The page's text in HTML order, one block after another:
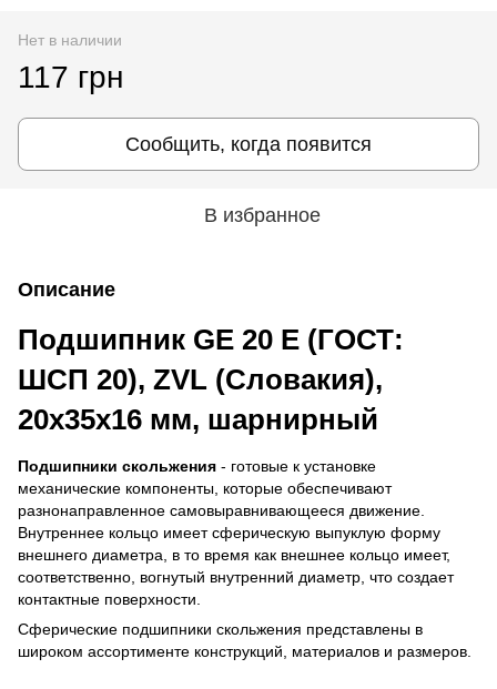
Нет в наличии
117 грн
Сообщить, когда появится
В избранное
Описание
Подшипник GE 20 E (ГОСТ:
ШСП 20), ZVL (Словакия),
20х35х16 мм, шарнирный
Подшипники скольжения - готовые к установке
механические компоненты, которые обеспечивают
разнонаправленное самовыравнивающееся движение.
Внутреннее кольцо имеет сферическую выпуклую форму
внешнего диаметра, в то время как внешнее кольцо имеет,
соответственно, вогнутый внутренний диаметр, что создает
контактные поверхности.
Сферические подшипники скольжения представлены в
широком ассортименте конструкций, материалов и размеров.